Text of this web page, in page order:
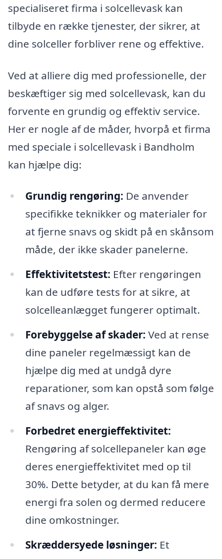
specialiseret firma i solcellevask kan
tilbyde en række tjenester, der sikrer, at
dine solceller forbliver rene og effektive.
Ved at alliere dig med professionelle, der
beskæftiger sig med solcellevask, kan du
forvente en grundig og effektiv service.
Her er nogle af de måder, hvorpå et firma
med speciale i solcellevask i Bandholm
kan hjælpe dig:
Grundig rengøring: De anvender
specifikke teknikker og materialer for
at fjerne snavs og skidt på en skånsom
måde, der ikke skader panelerne.
Effektivitetstest: Efter rengøringen
kan de udføre tests for at sikre, at
solcelleanlægget fungerer optimalt.
Forebyggelse af skader: Ved at rense
dine paneler regelmæssigt kan de
hjælpe dig med at undgå dyre
reparationer, som kan opstå som følge
af snavs og alger.
Forbedret energieffektivitet:
Rengøring af solcellepaneler kan øge
deres energieffektivitet med op til
30%. Dette betyder, at du kan få mere
energi fra solen og dermed reducere
dine omkostninger.
Skræddersyede løsninger: Et